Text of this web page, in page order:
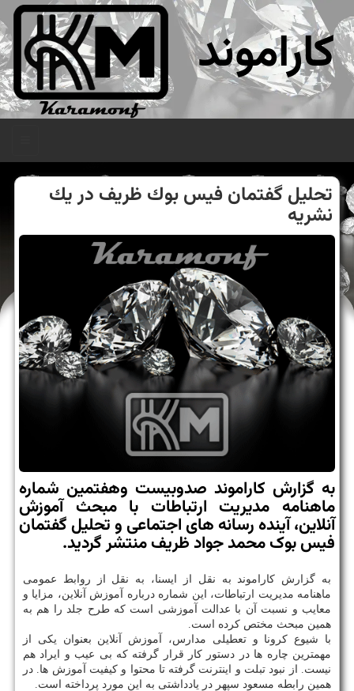
کاراموند
تحلیل گفتمان فیس بوك ظریف در یك
نشریه
به گزارش کاراموند صدوبیست وهفتمین شماره
ماهنامه مدیریت ارتباطات با مبحث آموزش
آنلاین، آینده رسانه های اجتماعی و تحلیل گفتمان
فیس بوک محمد جواد ظریف منتشر گردید.
به گزارش کاراموند به نقل از ایسنا، به نقل از روابط عمومی
ماهنامه مدیریت ارتباطات، این شماره درباره آموزش آنلاین، مزایا و
معایب و نسبت آن با عدالت آموزشی است که طرح جلد را هم به
همین مبحث مختص کرده است.
با شیوع کرونا و تعطیلی مدارس، آموزش آنلاین بعنوان یکی از
مهمترین چاره ها در دستور کار قرار گرفته که بی عیب و ایراد هم
نیست. از نبود تبلت و اینترنت گرفته تا محتوا و کیفیت آموزش ها. در
همین رابطه مسعود سپهر در یادداشتی به این مورد پرداخته است.